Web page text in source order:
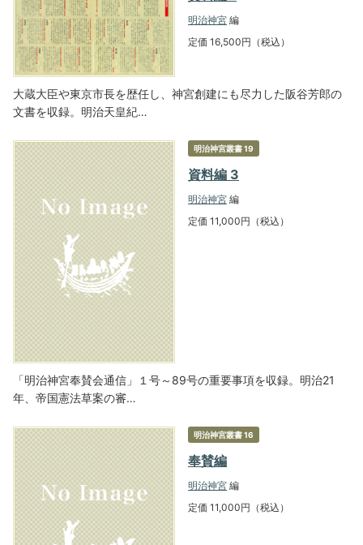
明治神宮 編
定価 16,500円（税込）
大蔵大臣や東京市長を歴任し、神宮創建にも尽力した阪谷芳郎の
文書を収録。明治天皇紀…
明治神宮叢書 19
資料編 3
明治神宮 編
定価 11,000円（税込）
「明治神宮奉賛会通信」１号～89号の重要事項を収録。明治21
年、帝国憲法草案の審…
明治神宮叢書 16
奉賛編
明治神宮 編
定価 11,000円（税込）